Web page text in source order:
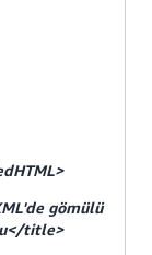
gömülü
title>